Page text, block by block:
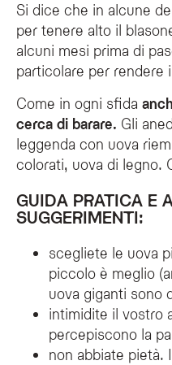
Si dice che in alcune
per tenere alto il
alcuni mesi prima di
particolare per rendere
Come in ogni sfida
cerca di barare. Gli
leggenda con uova
colorati, uova di legno.
GUIDA PRATICA E
SUGGERIMENTI:
scegliete le uova
piccolo è meglio
uova giganti sono
intimidite il vostro
percepiscono la
non abbiate pietà.